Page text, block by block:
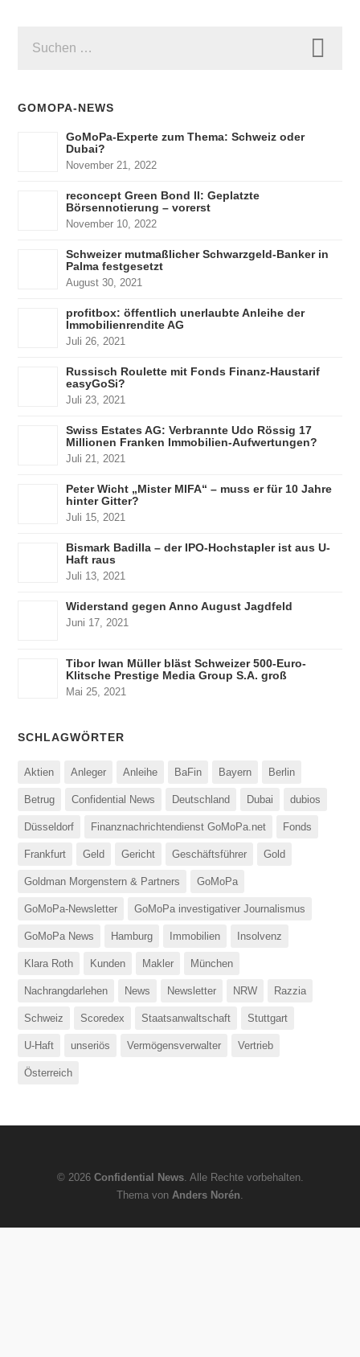
NACH:
GOMOPA-NEWS
GoMoPa-Experte zum Thema: Schweiz oder
Dubai?
November 21, 2022
reconcept Green Bond II: Geplatzte
Börsennotierung – vorerst
November 10, 2022
Schweizer mutmaßlicher Schwarzgeld-Banker in
Palma festgesetzt
August 30, 2021
profitbox: öffentlich unerlaubte Anleihe der
Immobilienrendite AG
Juli 26, 2021
Russisch Roulette mit Fonds Finanz-Haustarif
easyGoSi?
Juli 23, 2021
Swiss Estates AG: Verbrannte Udo Rössig 17
Millionen Franken Immobilien-Aufwertungen?
Juli 21, 2021
Peter Wicht „Mister MIFA“ – muss er für 10 Jahre
hinter Gitter?
Juli 15, 2021
Bismark Badilla – der IPO-Hochstapler ist aus U-
Haft raus
Juli 13, 2021
Widerstand gegen Anno August Jagdfeld
Juni 17, 2021
Tibor Iwan Müller bläst Schweizer 500-Euro-
Klitsche Prestige Media Group S.A. groß
Mai 25, 2021
SCHLAGWÖRTER
Aktien Anleger Anleihe BaFin Bayern Berlin
Betrug Confidential News Deutschland Dubai dubios
Düsseldorf Finanznachrichtendienst GoMoPa.net Fonds
Frankfurt Geld Gericht Geschäftsführer Gold
Goldman Morgenstern & Partners GoMoPa
GoMoPa-Newsletter GoMoPa investigativer Journalismus
GoMoPa News Hamburg Immobilien Insolvenz
Klara Roth Kunden Makler München
Nachrangdarlehen News Newsletter NRW Razzia
Schweiz Scoredex Staatsanwaltschaft Stuttgart
U-Haft unseriös Vermögensverwalter Vertrieb
Österreich
© 2026 Confidential News. Alle Rechte vorbehalten.
Thema von Anders Norén.